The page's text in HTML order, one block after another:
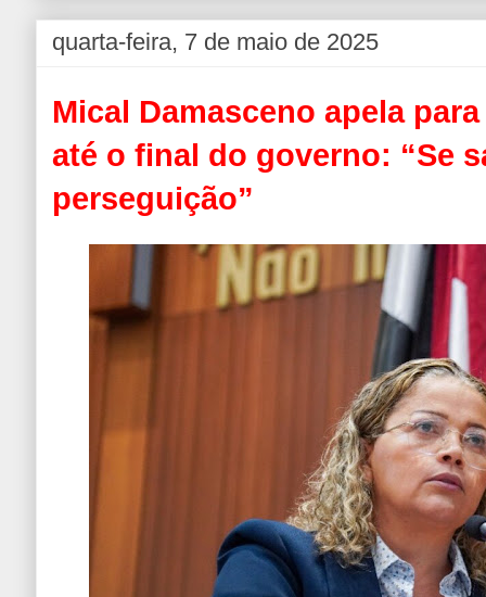
quarta-feira, 7 de maio de 2025
Mical Damasceno apela
até o final do governo: “Se
perseguição”